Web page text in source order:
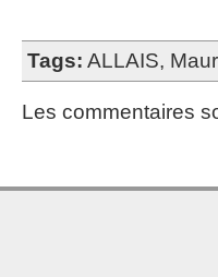
Tags: ALLAIS,
Les commentaires